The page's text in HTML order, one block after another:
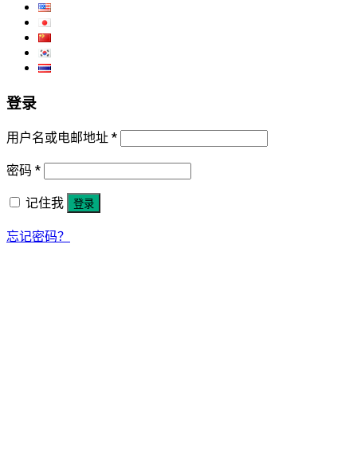
登录
用户名或电邮地址 *
密码 *
记住我 登录
忘记密码？